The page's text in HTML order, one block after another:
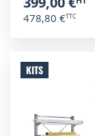
478,80 €
KITS